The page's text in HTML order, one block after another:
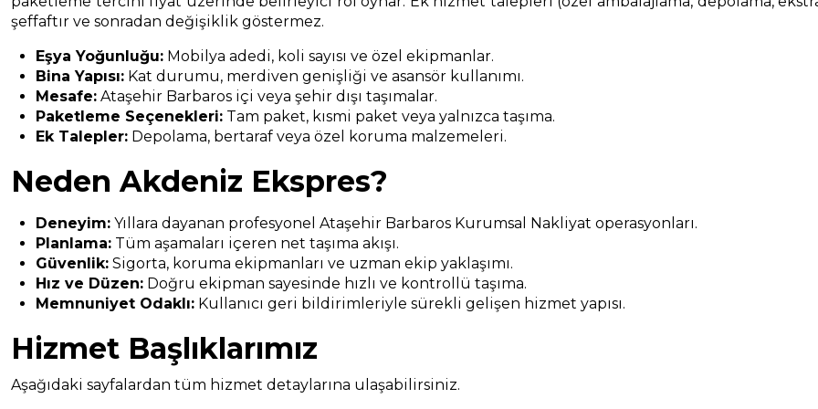
şeffaftır ve sonradan değişiklik göstermez.
Eşya Yoğunluğu: Mobilya adedi, koli sayısı ve özel ekipmanlar.
Bina Yapısı: Kat durumu, merdiven genişliği ve asansör kullanımı.
Mesafe: Ataşehir Barbaros içi veya şehir dışı taşımalar.
Paketleme Seçenekleri: Tam paket, kısmi paket veya yalnızca taşıma.
Ek Talepler: Depolama, bertaraf veya özel koruma malzemeleri.
Neden Akdeniz Ekspres?
Deneyim: Yıllara dayanan profesyonel Ataşehir Barbaros Kurumsal Nakliyat operasyonları.
Planlama: Tüm aşamaları içeren net taşıma akışı.
Güvenlik: Sigorta, koruma ekipmanları ve uzman ekip yaklaşımı.
Hız ve Düzen: Doğru ekipman sayesinde hızlı ve kontrollü taşıma.
Memnuniyet Odaklı: Kullanıcı geri bildirimleriyle sürekli gelişen hizmet yapısı.
Hizmet Başlıklarımız
Aşağıdaki sayfalardan tüm hizmet detaylarına ulaşabilirsiniz.